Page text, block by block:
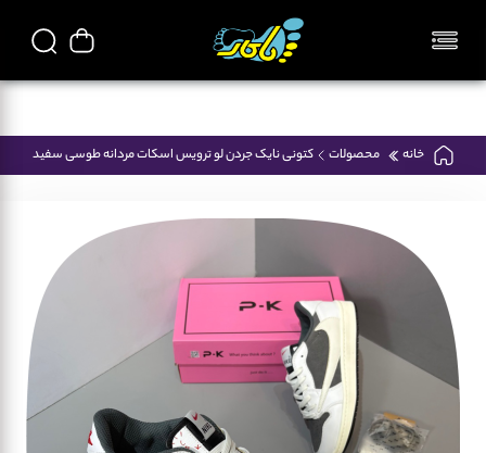
تمامی محصولات فروشگاه پاکار ایرانی میباشد
خانه محصولات کتونی نایک جردن لو ترویس اسکات مردانه طوسی سفید